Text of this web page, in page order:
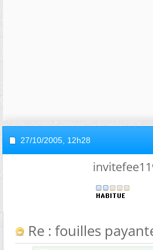
27/10/2005, 12h28
Re : fouilles